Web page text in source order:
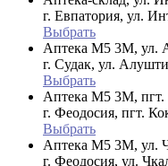
г. Евпатория, ул.
Выбрать
Аптека М5 3М, ул.
г. Судак, ул.
Выбрать
Аптека М5 3М, пгт.
г. Феодосия, пгт.
Выбрать
Аптека М5 3М, ул.
г. Феодосия, ул.